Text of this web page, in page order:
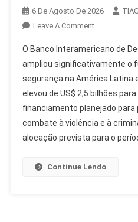
6 De Agosto De 2026
Leave A CommentOn
Amplia
Fundo
Para
Segurança
Na
América
O Banco Interamericano de
ampliou significativamente o
segurança na América Latina
elevou de US$ 2,5 bilhões
financiamento planejado
combate à violência e à
alocação prevista para o
Continue Lendo